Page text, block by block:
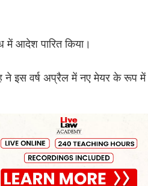
आदेश पारित किया।
ने इस वर्ष अप्रैल में नए मेयर के रूप में